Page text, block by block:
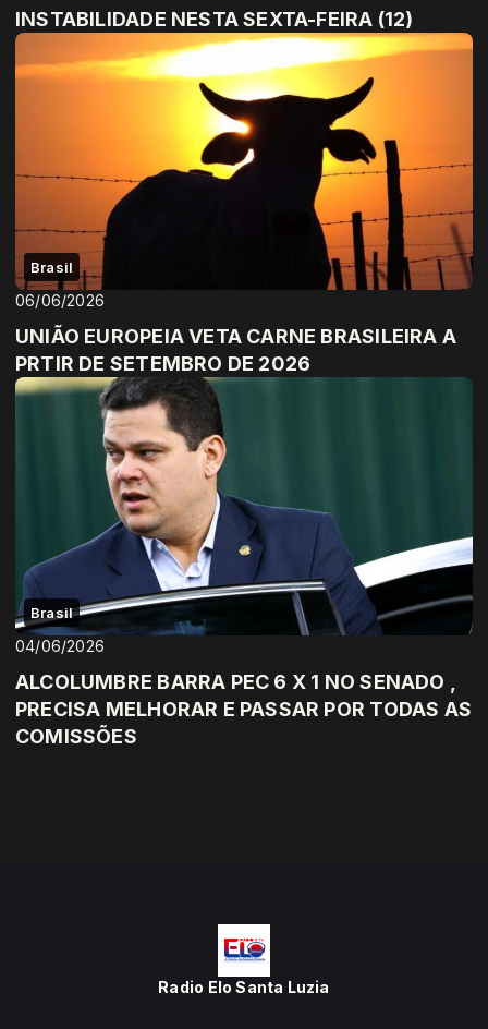
INSTABILIDADE NESTA SEXTA-FEIRA (12)
Brasil
06/06/2026
UNIÃO EUROPEIA VETA CARNE BRASILEIRA A
PRTIR DE SETEMBRO DE 2026
Brasil
04/06/2026
ALCOLUMBRE BARRA PEC 6 X 1 NO SENADO ,
PRECISA MELHORAR E PASSAR POR TODAS AS
COMISSÕES
Radio Elo Santa Luzia